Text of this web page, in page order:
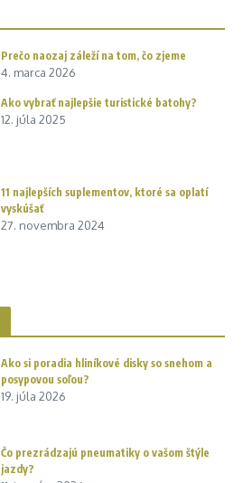
Prečo naozaj záleží na tom, čo zjeme
4. marca 2026
Ako vybrať najlepšie turistické batohy?
12. júla 2025
11 najlepších suplementov, ktoré sa oplatí
vyskúšať
27. novembra 2024
Ako si poradia hliníkové disky so snehom a
posypovou soľou?
19. júla 2026
Čo prezrádzajú pneumatiky o vašom štýle
jazdy?